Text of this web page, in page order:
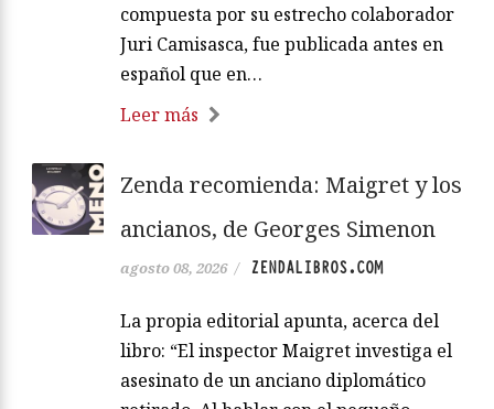
compuesta por su estrecho colaborador
Juri Camisasca, fue publicada antes en
español que en…
Leer más
Zenda recomienda: Maigret y los
ancianos, de Georges Simenon
agosto 08, 2026 / ZENDALIBROS.COM
La propia editorial apunta, acerca del
libro: “El inspector Maigret investiga el
asesinato de un anciano diplomático